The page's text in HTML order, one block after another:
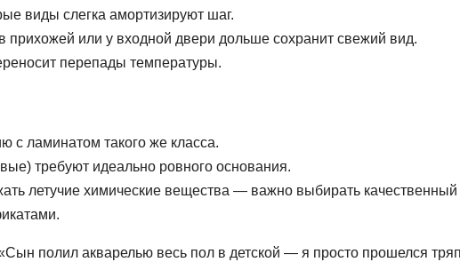
виды слегка амортизируют шаг.
или у входной двери дольше сохранит свежий вид.
перепады температуры.
с ламинатом такого же класса.
требуют идеально ровного основания.
летучие химические вещества — важно выбирать качественный
полил акварелью весь пол в детской — я просто прошелся